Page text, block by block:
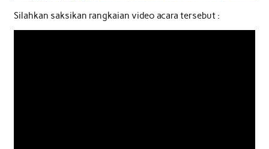
Silahkan saksikan rangkaian video acara tersebut :